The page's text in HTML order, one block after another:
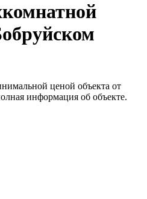
ценой объекта от
информация об объекте.